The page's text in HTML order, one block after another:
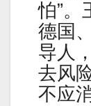
怕”。
德国
导人
去风
不应